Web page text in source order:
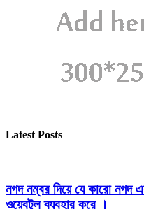
Latest Posts
নগদ নম্বর দিয়ে যে কারো নগদ
ওয়েবটুল ব্যবহার করে ।